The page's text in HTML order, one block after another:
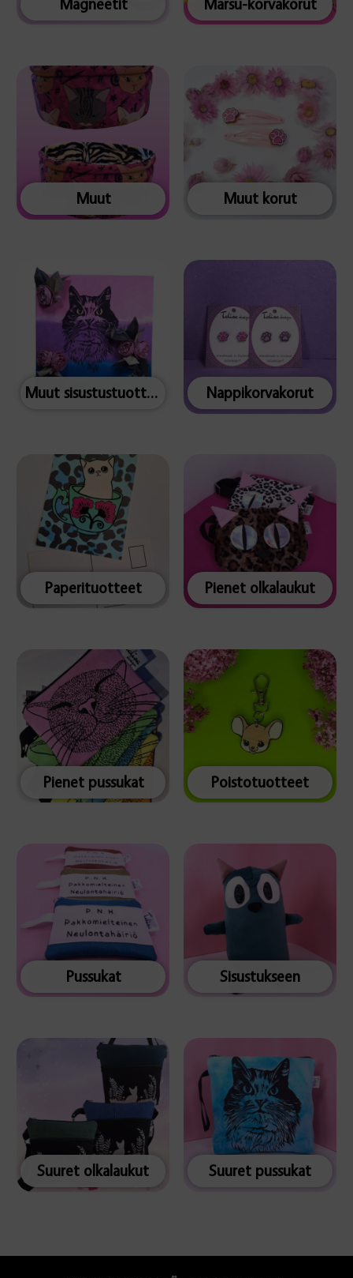
Magneetit Marsu-korvakorut
Muut Muut korut
Muut sisustustuotteet Nappikorvakorut
Paperituotteet Pienet olkalaukut
Pienet pussukat Poistotuotteet
Pussukat Sisustukseen
Suuret olkalaukut Suuret pussukat